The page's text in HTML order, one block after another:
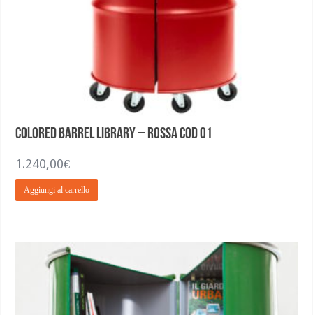
Colored Barrel Library – Rossa COD 01
1.240,00€
Aggiungi al carrello